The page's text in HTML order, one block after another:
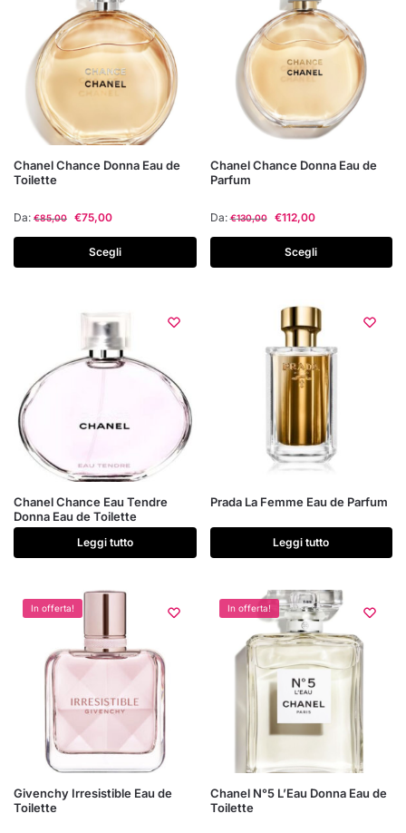
Chanel Chance Donna Eau de
Toilette
Da: €85,00 €75,00
Scegli
Questo
prodotto
Le
nella
pagina
del
prodotto
Chanel Chance Donna Eau de
Parfum
Da:€130,00 €112,00
Scegli
Questo
prodotto
Le
Chanel Chance Eau Tendre
Donna Eau de Toilette
Leggi tutto
Prada La Femme Eau de Parfum
Leggi tutto
In offerta!
Givenchy Irresistible Eau de
Toilette
Questo
prodotto
In offerta!
Chanel N°5 L’Eau Donna Eau de
Toilette
Questo
prodotto